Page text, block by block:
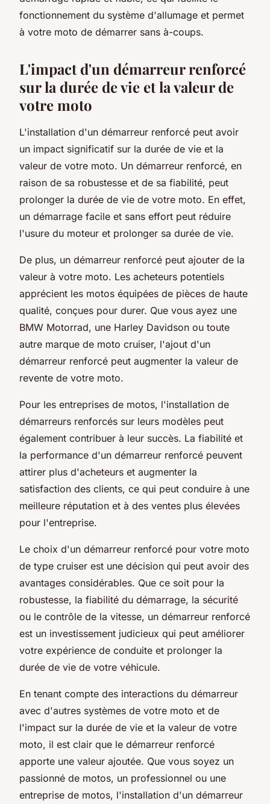
fonctionnement du système d'allumage et permet
à votre moto de démarrer sans à-coups.
L'impact d'un démarreur renforcé
sur la durée de vie et la valeur de
votre moto
L'installation d'un démarreur renforcé peut avoir
un impact significatif sur la durée de vie et la
valeur de votre moto. Un démarreur renforcé, en
raison de sa robustesse et de sa fiabilité, peut
prolonger la durée de vie de votre moto. En effet,
un démarrage facile et sans effort peut réduire
l'usure du moteur et prolonger sa durée de vie.
De plus, un démarreur renforcé peut ajouter de la
valeur à votre moto. Les acheteurs potentiels
apprécient les motos équipées de pièces de haute
qualité, conçues pour durer. Que vous ayez une
BMW Motorrad, une Harley Davidson ou toute
autre marque de moto cruiser, l'ajout d'un
démarreur renforcé peut augmenter la valeur de
revente de votre moto.
Pour les entreprises de motos, l'installation de
démarreurs renforcés sur leurs modèles peut
également contribuer à leur succès. La fiabilité et
la performance d'un démarreur renforcé peuvent
attirer plus d'acheteurs et augmenter la
satisfaction des clients, ce qui peut conduire à une
meilleure réputation et à des ventes plus élevées
pour l'entreprise.
Le choix d'un démarreur renforcé pour votre moto
de type cruiser est une décision qui peut avoir des
avantages considérables. Que ce soit pour la
robustesse, la fiabilité du démarrage, la sécurité
ou le contrôle de la vitesse, un démarreur renforcé
est un investissement judicieux qui peut améliorer
votre expérience de conduite et prolonger la
durée de vie de votre véhicule.
En tenant compte des interactions du démarreur
avec d'autres systèmes de votre moto et de
l'impact sur la durée de vie et la valeur de votre
moto, il est clair que le démarreur renforcé
apporte une valeur ajoutée. Que vous soyez un
passionné de motos, un professionnel ou une
entreprise de motos, l'installation d'un démarreur